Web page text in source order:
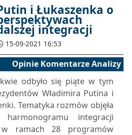
i Łukaszenka o
integracji
15-09-2021 16:53
Opinie Komentarze Analizy
odbyło się piąte w tym
Władimira Putina i
Tematyka rozmów objęła
harmonogramu integracji
ramach 28 programów